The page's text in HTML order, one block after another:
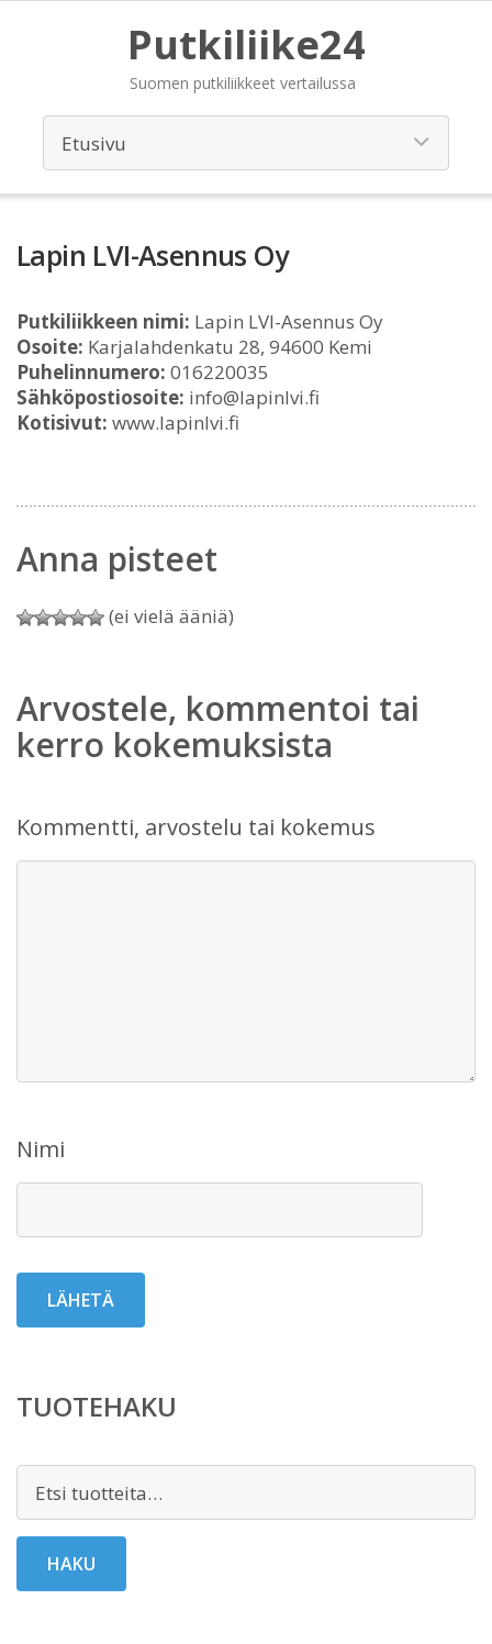
Putkiliike24
Suomen putkiliikkeet vertailussa
Lapin LVI-Asennus Oy
Putkiliikkeen nimi: Lapin LVI-Asennus Oy
Osoite: Karjalahdenkatu 28, 94600 Kemi
Puhelinnumero: 016220035
Sähköpostiosoite: info@lapinlvi.fi
Kotisivut: www.lapinlvi.fi
Anna pisteet
(ei vielä ääniä)
Arvostele, kommentoi tai
kerro kokemuksista
Kommentti, arvostelu tai kokemus
Nimi
TUOTEHAKU
HAKU